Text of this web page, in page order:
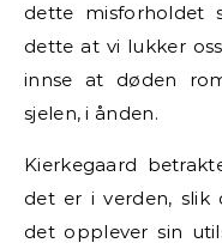
dette misforholdet
dette at vi lukker
innse at døden
sjelen, i ånden.
Kierkegaard
det er i verden, slik
det opplever sin